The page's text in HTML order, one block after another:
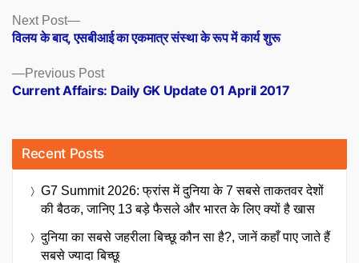
Posts
navigation
Previous PostPrevious
post:
Current Affairs: Daily GK Update 01 April 2017
Next Post
Next
post:
विलय के बाद, एसबीआई का एकमात्र संस्था के रूप में कार्य शुरू
Recent Posts
G7 Summit 2026: फ्रांस में दुनिया के 7 सबसे ताकतवर देशों
की बैठक, जानिए 13 बड़े फैसले और भारत के लिए क्यों है खास
दुनिया का सबसे जहरीला बिच्छू कौन सा है?, जानें कहाँ पाए जाते हैं
सबसे ज्यादा बिच्छू